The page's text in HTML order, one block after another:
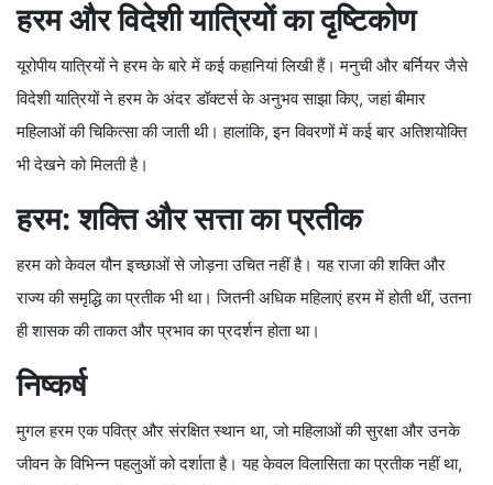
हरम और विदेशी यात्रियों का दृष्टिकोण
यूरोपीय यात्रियों ने हरम के बारे में कई कहानियां लिखी हैं। मनुची और बर्नियर जैसे
विदेशी यात्रियों ने हरम के अंदर डॉक्टर्स के अनुभव साझा किए, जहां बीमार
महिलाओं की चिकित्सा की जाती थी। हालांकि, इन विवरणों में कई बार अतिशयोक्ति
भी देखने को मिलती है।
हरम: शक्ति और सत्ता का प्रतीक
हरम को केवल यौन इच्छाओं से जोड़ना उचित नहीं है। यह राजा की शक्ति और
राज्य की समृद्धि का प्रतीक भी था। जितनी अधिक महिलाएं हरम में होती थीं, उतना
ही शासक की ताकत और प्रभाव का प्रदर्शन होता था।
निष्कर्ष
मुगल हरम एक पवित्र और संरक्षित स्थान था, जो महिलाओं की सुरक्षा और उनके
जीवन के विभिन्न पहलुओं को दर्शाता है। यह केवल विलासिता का प्रतीक नहीं था,